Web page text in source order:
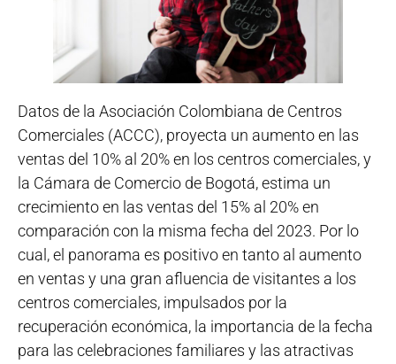
Datos de la Asociación Colombiana de Centros
Comerciales (ACCC), proyecta un aumento en las
ventas del 10% al 20% en los centros comerciales, y
la Cámara de Comercio de Bogotá, estima un
crecimiento en las ventas del 15% al 20% en
comparación con la misma fecha del 2023. Por lo
cual, el panorama es positivo en tanto al aumento
en ventas y una gran afluencia de visitantes a los
centros comerciales, impulsados por la
recuperación económica, la importancia de la fecha
para las celebraciones familiares y las atractivas